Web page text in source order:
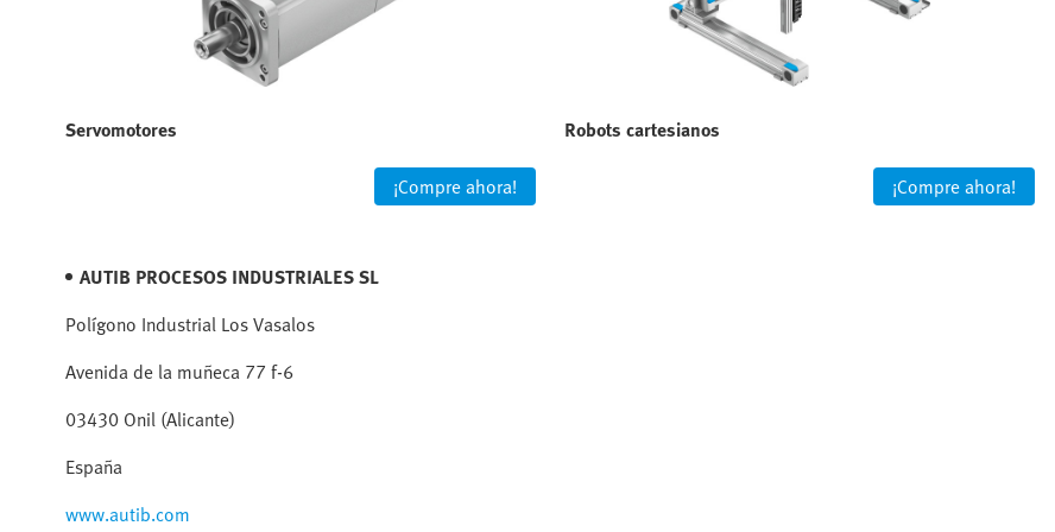
Servomotores
¡Compre ahora!
Robots cartesianos
¡Compre ahora!
AUTIB PROCESOS INDUSTRIALES SL
Polígono Industrial Los Vasalos
Avenida de la muñeca 77 f-6
03430 Onil (Alicante)
España
www.autib.com